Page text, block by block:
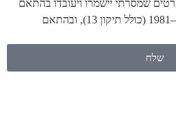
שמסרתי יישמרו ויעובדו בהתאם
לחוק הגנת הפרטיות, התשמ"א–1981 (כולל תיקון 13), ובהתאם
שלח